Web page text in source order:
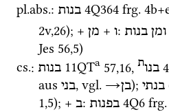
pl.abs.: בנות 4Q364 frg.
2v,26); + מן + ו: ומן בנות
Jes 56,5)
cs.: בנות 11QTa 57,16, בנות
aus בני, vgl. →בן); בנתי
1,5); + ב: בפנות 4Q6 frg.